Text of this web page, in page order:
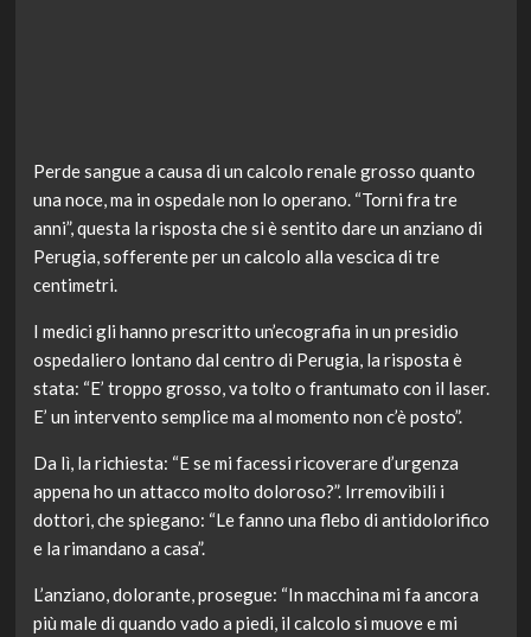
Perde sangue a causa di un calcolo renale grosso quanto
una noce, ma in ospedale non lo operano. “Torni fra tre
anni”, questa la risposta che si è sentito dare un anziano di
Perugia, sofferente per un calcolo alla vescica di tre
centimetri.
I medici gli hanno prescritto un’ecografia in un presidio
ospedaliero lontano dal centro di Perugia, la risposta è
stata: “E’ troppo grosso, va tolto o frantumato con il laser.
E’ un intervento semplice ma al momento non c’è posto”.
Da lì, la richiesta: “E se mi facessi ricoverare d’urgenza
appena ho un attacco molto doloroso?”. Irremovibili i
dottori, che spiegano: “Le fanno una flebo di antidolorifico
e la rimandano a casa”.
L’anziano, dolorante, prosegue: “In macchina mi fa ancora
più male di quando vado a piedi, il calcolo si muove e mi